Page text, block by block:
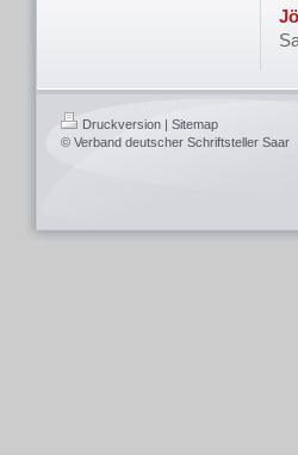
Druckversion | Sitemap
© Verband deutscher Schriftsteller Saar